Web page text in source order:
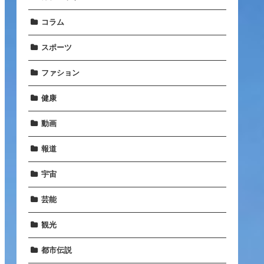
コラム
スポーツ
ファション
健康
動画
報道
宇宙
芸能
観光
都市伝説